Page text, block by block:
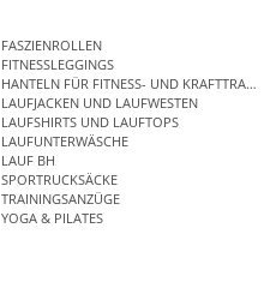
FASZIENROLLEN
FITNESSLEGGINGS
HANTELN FÜR FITNESS- UND
LAUFJACKEN UND LAUFWESTEN
LAUFSHIRTS UND LAUFTOPS
LAUFUNTERWÄSCHE
LAUF BH
SPORTRUCKSÄCKE
TRAININGSANZÜGE
YOGA & PILATES